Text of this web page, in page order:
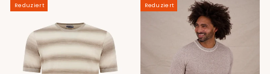
Reduziert Reduziert